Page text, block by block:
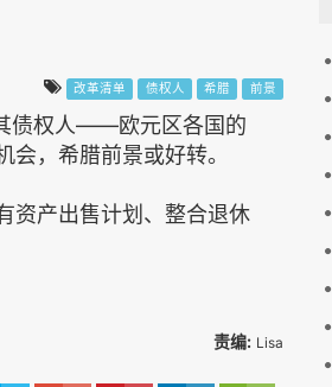
改革清单 债权人 希腊 前景
债权人——欧元区各国的
，希腊前景或好转。
产出售计划、整合退休
责编: Lisa